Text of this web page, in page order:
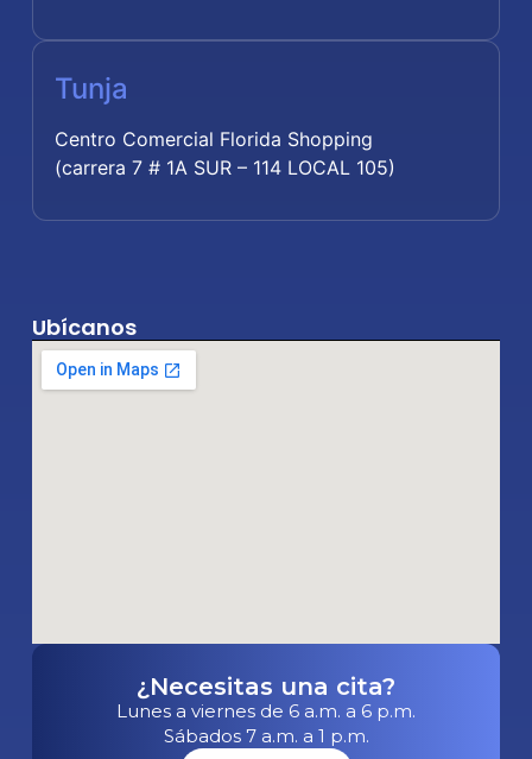
Tunja
Centro Comercial Florida Shopping
(carrera 7 # 1A SUR – 114 LOCAL 105)
Ubícanos
¿Necesitas una cita?
Lunes a viernes de 6 a.m. a 6 p.m.
Sábados 7 a.m. a 1 p.m.